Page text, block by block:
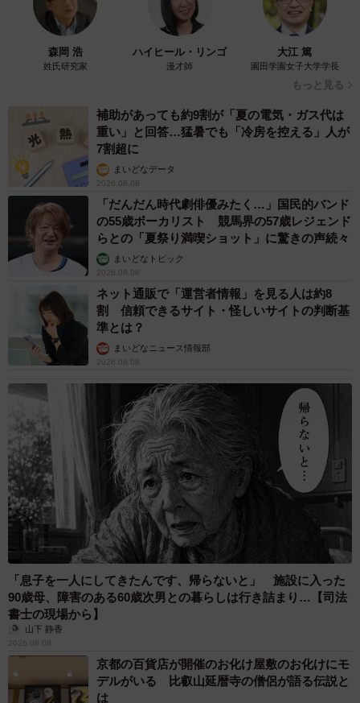
投稿したもので、映画を観終えてスマートフォンを確認す
ると1万件以上のいいねをいただいていて、思わず一緒に映
画を観ていた友人にも見せました。実はその時観ていた映
画というのが佐賀県を舞台にした『ゾンビランドサガ』シ
ました。
ちなみに映画には大隈さんというキャラクターも登場しま
す（笑）。
◇ ◇
SNSユーザー達から
「なんで大隈重信がXで課金してる前提なんだよ」
「早稲田でもインターネット大喜利やるんだな親近感湧い
てきたわ」
な 」
など数々の驚きの声が寄せられた今回の投稿。読者の皆さ
んはXユーザーの大隈がイメージできるだろうか？
なお今回の話題を提供してくれた戸山さんは 石谷流花
で詩人、歌人、小説家として活動している。昨夏、
RANGAI文庫から第一詩歌集
『ヘテプ・ディ・ネスウ』 を
上梓しているので、ご興味ある方はぜひチェックしていた
だきたい。
戸山藝人／石谷流花さん関連情報
Xアカウント：
https://x.com/ryuka_ishigaya
『ヘテプ・ディ・ネスウ』（RANGAI文庫）：
森岡 浩
姓氏研究家
ハイヒール・リンゴ
漫才師
大江 篤
園田学園女子大学学長
もっと見る
補助があっても約9割が「夏の電気・ガス代は
重い」と回答…猛暑でも「冷房を控える」人が
7割超に
まいどなデータ
2026.08.08
「だんだん時代劇俳優みたく…」国民的バンド
の55歳ボーカリスト 競馬界の57歳レジェンド
らとの「夏祭り満喫ショット」に驚きの声続々
まいどなトピック
2026.08.08
ネット通販で「運営者情報」を見る人は約8
割 信頼できるサイト・怪しいサイトの判断基
準とは？
まいどなニュース情報部
2026.08.08
「息子を一人にしてきたんです、帰らないと」 施設に入った
90歳母、障害のある60歳次男との暮らしは行き詰まり…【司法
書士の現場から】
山下 静香
2026.08.08
京都の百貨店が開催のお化け屋敷のお化けにモ
デルがいる 比叡山延暦寺の僧侶が語る伝説と
は